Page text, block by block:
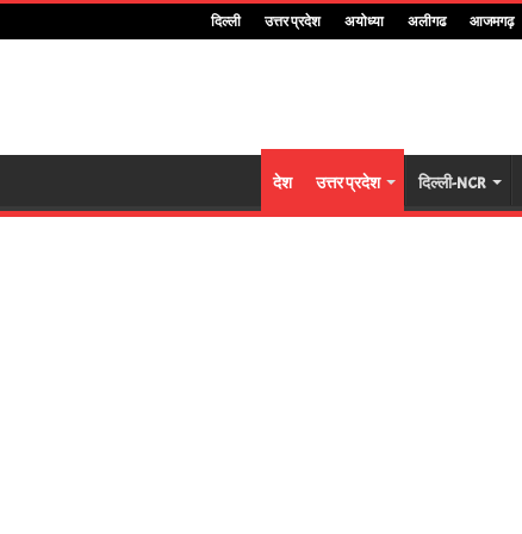
दिल्ली उत्तर प्रदेश अयोध्या अलीगढ आजमगढ़
देश उत्तर प्रदेश दिल्ली-NCR